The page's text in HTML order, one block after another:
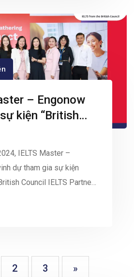
[…]
– Engonow
kiện “British
Partner
2024”
IELTS Master –
dự tham gia sự kiện
Council IELTS Partner
Reverie Saigon. Đây là
[…]
2 3 »